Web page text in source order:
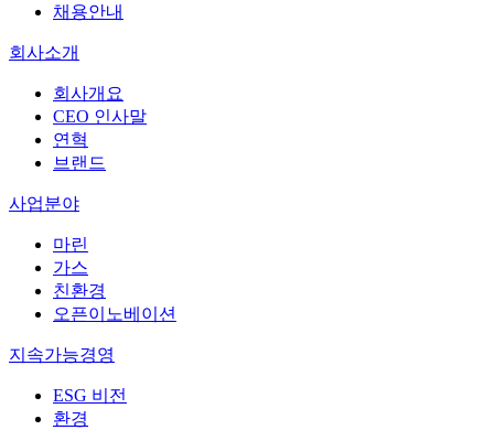
채용안내
회사소개
회사개요
CEO 인사말
연혁
브랜드
사업분야
마린
가스
친환경
오픈이노베이션
지속가능경영
ESG 비전
환경